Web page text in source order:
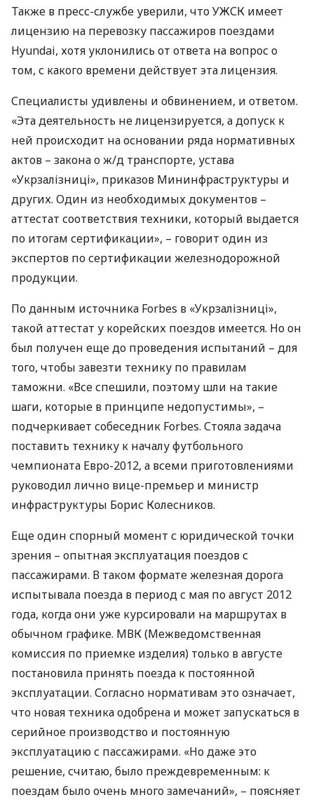
Также в пресс-службе уверили, чтоУЖСК имеет
лицензию на перевозку пассажиров поездами
Hyundai, хотя уклонились от ответа на вопрос о
том, с какого времени действует эта лицензия.
Специалисты удивлены и обвинением, и ответом.
«Эта деятельность не лицензируется, а допуск к
ней происходит на основании ряда нормативных
актов – закона о ж/д транспорте, устава
«Укрзалізниці», приказов Мининфраструктуры и
других. Один из необходимых документов –
аттестат соответствия техники, который выдается
по итогам сертификации», – говорит один из
экспертов по сертификации железнодорожной
продукции.
По данным источника Forbes в «Укрзалізниці»,
такой аттестат у корейских поездов имеется. Но он
был получен еще до проведения испытаний – для
того, чтобы завезти технику по правилам
таможни. «Все спешили, поэтому шли на такие
шаги, которые в принципе недопустимы», –
подчеркивает собеседник Forbes. Стояла задача
поставить технику к началу футбольного
чемпионата Евро-2012, а всеми приготовлениями
руководил лично вице-премьер и министр
инфраструктуры Борис Колесников.
Еще один спорный момент с юридической точки
зрения – опытная эксплуатация поездов с
пассажирами. В таком формате железная дорога
испытывала поезда в период с мая по август 2012
года, когда они уже курсировали на маршрутах в
обычном графике. МВК(Межведомственная
комиссия по приемке изделия) только в августе
постановила принять поезда к постоянной
эксплуатации. Согласно нормативам это означает,
что новая техника одобрена и может запускаться в
серийное производство и постоянную
эксплуатацию с пассажирами. «Но даже это
решение, считаю, было преждевременным: к
поездам было очень много замечаний», – поясняет